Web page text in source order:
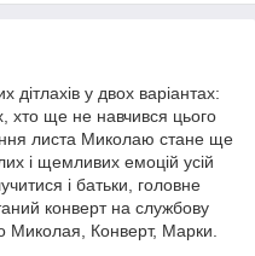
дітлахів у двох варіантах:
хто ще не навчився цього
листа Миколаю стане ще
і щемливих емоцій усій
і батьки, головне
конверт на службову
Миколая, Конверт, Марки.